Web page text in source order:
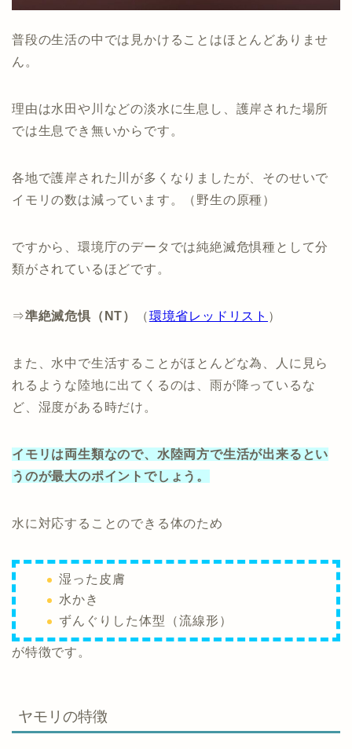
普段の生活の中では見かけることはほとんどありませ
ん。
理由は水田や川などの淡水に生息し、護岸された場所
では生息でき無いからです。
各地で護岸された川が多くなりましたが、そのせいで
イモリの数は減っています。（野生の原種）
ですから、環境庁のデータでは純絶滅危惧種として分
類がされているほどです。
⇒準絶滅危惧（NT） （環境省レッドリスト ）
また、水中で生活することがほとんどな為、人に見ら
れるような陸地に出てくるのは、雨が降っているな
ど、湿度がある時だけ。
イモリは両生類なので、水陸両方で生活が出来るとい
うのが最大のポイントでしょう。
水に対応することのできる体のため
湿った皮膚
水かき
ずんぐりした体型（流線形）
が特徴です。
ヤモリの特徴